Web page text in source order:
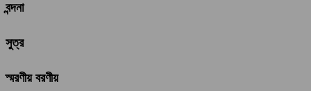
বন্দনা
সুত্র
স্মরণীয় বরণীয়